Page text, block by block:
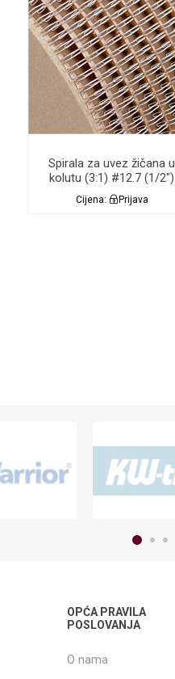
Spirala za uvez žičana u
kolutu (3:1) #12.7 (1/2")
BIJELA 24.000 RS
Cijena: Prijava
OPĆA PRAVILA
POSLOVANJA
O nama